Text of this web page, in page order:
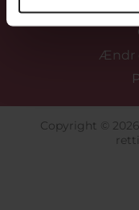
Ændr
Copyright ©